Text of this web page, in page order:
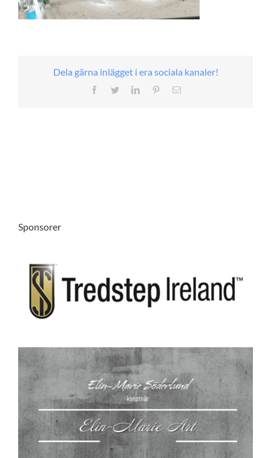
Dela gärna inlägget i era sociala kanaler!
FacebookTwitterLinkedInPinterest
Sponsorer